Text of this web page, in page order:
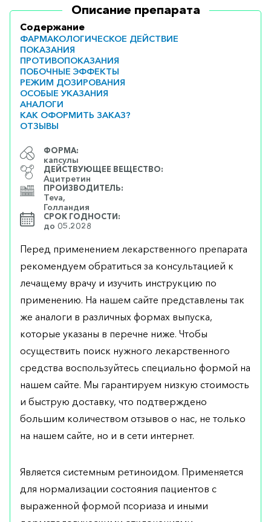
Описание препарата
Содержание
ФАРМАКОЛОГИЧЕСКОЕ ДЕЙСТВИЕ
ПОКАЗАНИЯ
ПРОТИВОПОКАЗАНИЯ
ПОБОЧНЫЕ ЭФФЕКТЫ
РЕЖИМ ДОЗИРОВАНИЯ
ОСОБЫЕ УКАЗАНИЯ
АНАЛОГИ
КАК ОФОРМИТЬ ЗАКАЗ?
ОТЗЫВЫ
ФОРМА:
капсулы
ДЕЙСТВУЮЩЕЕ ВЕЩЕСТВО:
Ацитретин
ПРОИЗВОДИТЕЛЬ:
Teva,
Голландия
СРОК ГОДНОСТИ:
до 05.2028
Перед применением лекарственного препарата
рекомендуем обратиться за консультацией к
лечащему врачу и изучить инструкцию по
применению. На нашем сайте представлены так
же аналоги в различных формах выпуска,
которые указаны в перечне ниже. Чтобы
осуществить поиск нужного лекарственного
средства воспользуйтесь специально формой на
нашем сайте. Мы гарантируем низкую стоимость
и быструю доставку, что подтверждено
большим количеством отзывов о нас, не только
на нашем сайте, но и в сети интернет.
Является системным ретиноидом. Применяется
для нормализации состояния пациентов с
выраженной формой псориаза и иными